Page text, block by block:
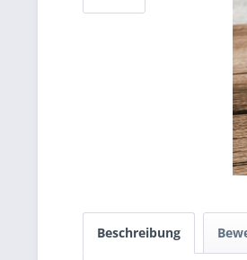
Beschreibung